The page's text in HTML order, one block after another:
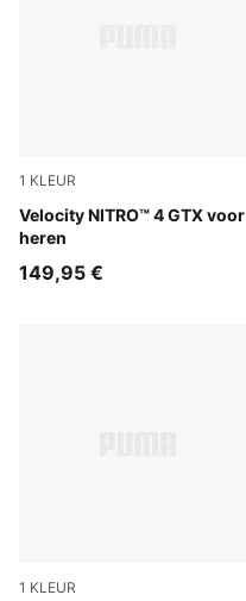
1 KLEUR
Velocity NITRO™ 4 GTX voor
heren
PUMA Black-PUMA Silver
149,95 €
1 KLEUR